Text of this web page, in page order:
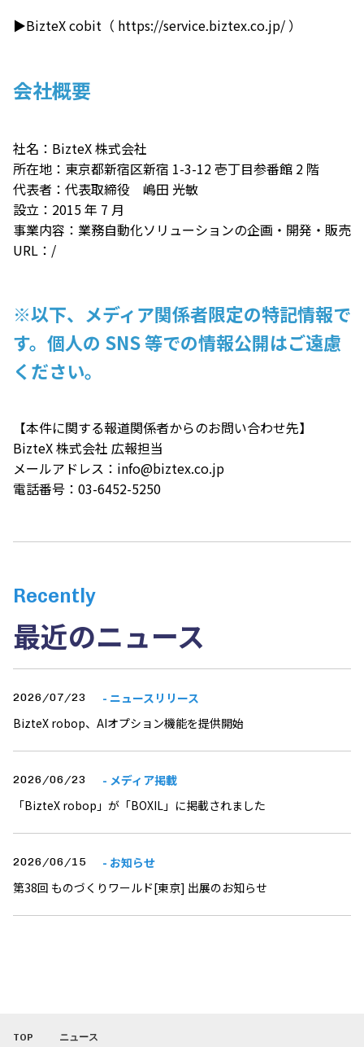
▶BizteX cobit（ https://service.biztex.co.jp/ ）
会社概要
社名：BizteX 株式会社
所在地：東京都新宿区新宿 1-3-12 壱丁目参番館 2 階
代表者：代表取締役 嶋田 光敏
設立：2015 年 7 月
事業内容：業務自動化ソリューションの企画・開発・販売
URL：/
※以下、メディア関係者限定の特記情報で
す。個人の SNS 等での情報公開はご遠慮
ください。
【本件に関する報道関係者からのお問い合わせ先】
BizteX 株式会社 広報担当
メールアドレス： info@biztex.co.jp
電話番号：03-6452-5250
Recently
最近のニュース
2026/07/23
- ニュースリリース
BizteX robop、AIオプション機能を提供開始
2026/06/23
- メディア掲載
「BizteX robop」が「BOXIL」に掲載されました
2026/06/15
- お知らせ
第38回 ものづくりワールド[東京] 出展のお知らせ
TOP ニュース